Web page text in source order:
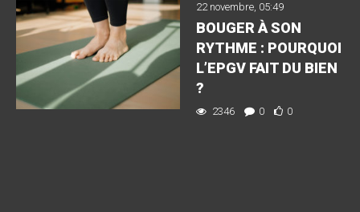
22 novembre, 05:49
BOUGER À SON
RYTHME : POURQUOI
L’EPGV FAIT DU BIEN
?
2346 0 0